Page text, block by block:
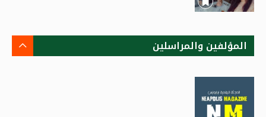
المؤلفين والمراسلين